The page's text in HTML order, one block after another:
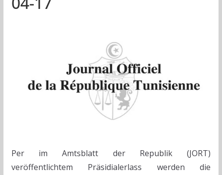
Per im Amtsblatt der Republik (JORT)
veröffentlichtem Präsidialerlass werden die